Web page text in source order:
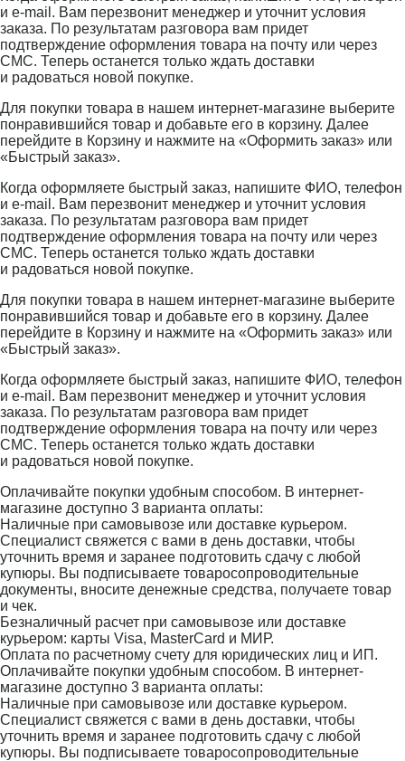
и e-mail. Вам перезвонит менеджер и уточнит условия
заказа. По результатам разговора вам придет
подтверждение оформления товара на почту или через
СМС. Теперь останется только ждать доставки
и радоваться новой покупке.
Для покупки товара в нашем интернет-магазине выберите
понравившийся товар и добавьте его в корзину. Далее
перейдите в Корзину и нажмите на «Оформить заказ» или
«Быстрый заказ».
Когда оформляете быстрый заказ, напишите ФИО, телефон
и e-mail. Вам перезвонит менеджер и уточнит условия
заказа. По результатам разговора вам придет
подтверждение оформления товара на почту или через
СМС. Теперь останется только ждать доставки
и радоваться новой покупке.
Для покупки товара в нашем интернет-магазине выберите
понравившийся товар и добавьте его в корзину. Далее
перейдите в Корзину и нажмите на «Оформить заказ» или
«Быстрый заказ».
Когда оформляете быстрый заказ, напишите ФИО, телефон
и e-mail. Вам перезвонит менеджер и уточнит условия
заказа. По результатам разговора вам придет
подтверждение оформления товара на почту или через
СМС. Теперь останется только ждать доставки
и радоваться новой покупке.
Оплачивайте покупки удобным способом. В интернет-
магазине доступно 3 варианта оплаты:
Наличные при самовывозе или доставке курьером.
Специалист свяжется с вами в день доставки, чтобы
уточнить время и заранее подготовить сдачу с любой
купюры. Вы подписываете товаросопроводительные
документы, вносите денежные средства, получаете товар
и чек.
Безналичный расчет при самовывозе или доставке
курьером: карты Visa, MasterCard и МИР.
Оплата по расчетному счету для юридических лиц и ИП.
Оплачивайте покупки удобным способом. В интернет-
магазине доступно 3 варианта оплаты:
Наличные при самовывозе или доставке курьером.
Специалист свяжется с вами в день доставки, чтобы
уточнить время и заранее подготовить сдачу с любой
купюры. Вы подписываете товаросопроводительные